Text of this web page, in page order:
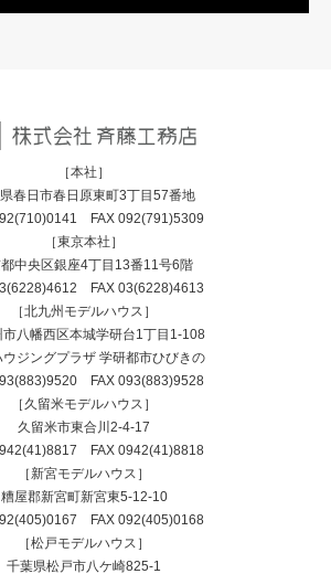
［本社］
春日市春日原東町3丁目57番地
FAX 092(791)5309
［東京本社］
中央区銀座4丁目13番11号6階
FAX 03(6228)4613
［北九州モデルハウス］
市八幡西区本城学研台1丁目1-108
ウジングプラザ 学研都市ひびきの
FAX 093(883)9528
［久留米モデルハウス］
久留米市東合川2-4-17
FAX 0942(41)8818
［新宮モデルハウス］
糟屋郡新宮町新宮東5-12-10
FAX 092(405)0168
［松戸モデルハウス］
千葉県松戸市八ケ崎825-1